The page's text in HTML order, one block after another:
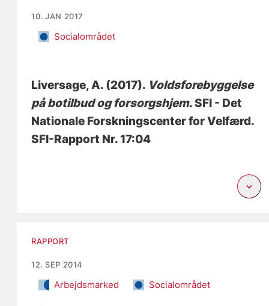
10. JAN 2017
Socialområdet
Liversage, A. (2017). Voldsforebyggelse
på botilbud og forsorgshjem. SFI - Det
Nationale Forskningscenter for Velfærd.
SFI-Rapport Nr. 17:04
RAPPORT
12. SEP 2014
Arbejdsmarked Socialområdet